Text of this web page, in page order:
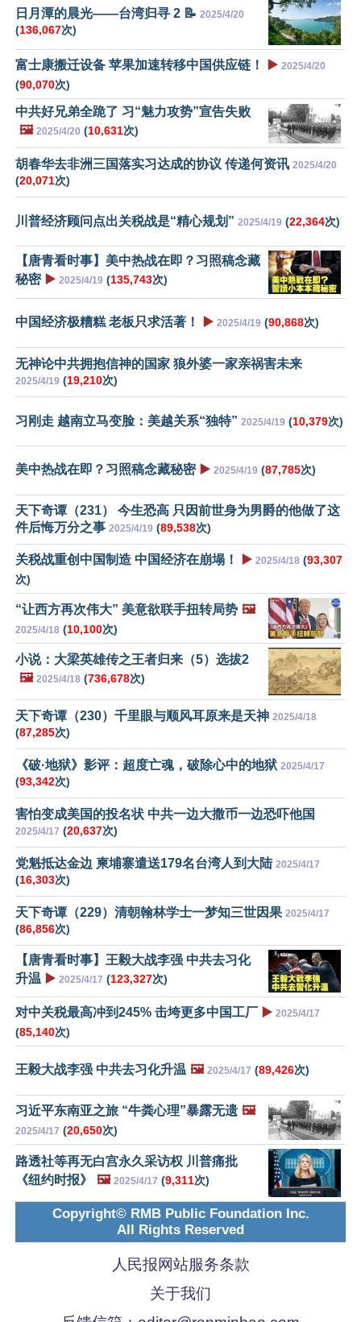
日月潭的晨光——台湾归寻 2 📝 2025/4/20
(136,067次)
富士康搬迁设备 苹果加速转移中国供应链！ ▶️ 2025/4/20
(90,070次)
中共好兄弟全跪了 习“魅力攻势”宣告失败
🖼️ 2025/4/20 (10,631次)
胡春华去非洲三国落实习达成的协议 传递何资讯 2025/4/20
(20,071次)
川普经济顾问点出关税战是“精心规划” 2025/4/19 (22,364次)
【唐青看时事】美中热战在即？习照稿念藏
秘密 ▶️ 2025/4/19 (135,743次)
中国经济极糟糕 老板只求活著！ ▶️ 2025/4/19 (90,868次)
无神论中共拥抱信神的国家 狼外婆一家亲祸害未来
2025/4/19 (19,210次)
习刚走 越南立马变脸：美越关系“独特” 2025/4/19 (10,379次)
美中热战在即？习照稿念藏秘密 ▶️ 2025/4/19 (87,785次)
天下奇谭（231） 今生恐高 只因前世身为男爵的他做了这
件后悔万分之事 2025/4/19 (89,538次)
关税战重创中国制造 中国经济在崩塌！ ▶️ 2025/4/18 (93,307
次)
“让西方再次伟大” 美意欲联手扭转局势 🖼️
2025/4/18 (10,100次)
小说：大梁英雄传之王者归来（5）选拔2
🖼️ 2025/4/18 (736,678次)
天下奇谭（230）千里眼与顺风耳原来是天神 2025/4/18
(87,285次)
《破·地狱》影评：超度亡魂，破除心中的地狱 2025/4/17
(93,342次)
害怕变成美国的投名状 中共一边大撒币一边恐吓他国
2025/4/17 (20,637次)
党魁抵达金边 柬埔寨遣送179名台湾人到大陆 2025/4/17
(16,303次)
天下奇谭（229）清朝翰林学士一梦知三世因果 2025/4/17
(86,856次)
【唐青看时事】王毅大战李强 中共去习化
升温 ▶️ 2025/4/17 (123,327次)
对中关税最高冲到245% 击垮更多中国工厂 ▶️ 2025/4/17
(85,140次)
王毅大战李强 中共去习化升温 🖼️ 2025/4/17 (89,426次)
习近平东南亚之旅 “牛粪心理”暴露无遗 🖼️
2025/4/17 (20,650次)
路透社等再无白宫永久采访权 川普痛批
《纽约时报》
🖼️ 2025/4/17 (9,311次)
Copyright© RMB Public Foundation Inc.
All Rights Reserved
人民报网站服务条款
关于我们